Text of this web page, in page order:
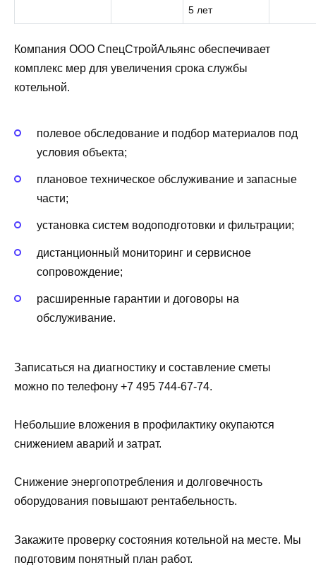
5 лет
Компания ООО СпецСтройАльянс обеспечивает
комплекс мер для увеличения срока службы
котельной.
полевое обследование и подбор материалов под
условия объекта;
плановое техническое обслуживание и запасные
части;
установка систем водоподготовки и фильтрации;
дистанционный мониторинг и сервисное
сопровождение;
расширенные гарантии и договоры на
обслуживание.
Записаться на диагностику и составление сметы
можно по телефону +7 495 744-67-74.
Небольшие вложения в профилактику окупаются
снижением аварий и затрат.
Снижение энергопотребления и долговечность
оборудования повышают рентабельность.
Закажите проверку состояния котельной на месте. Мы
подготовим понятный план работ.